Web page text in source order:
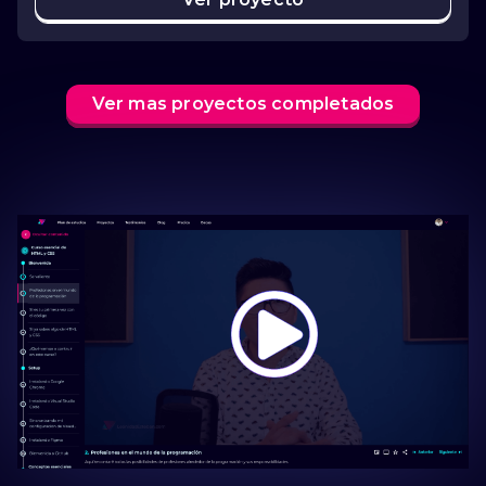
Ver mas proyectos completados